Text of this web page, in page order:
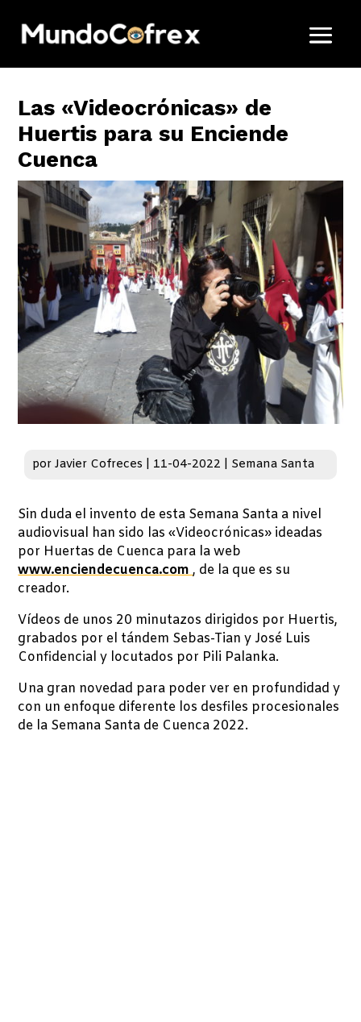
Las «Videocrónicas» de
Huertis para su Enciende
Cuenca
porJavier Cofreces 11-04-2022 Semana Santa
Sin duda el invento de esta Semana Santa a nivel
audiovisual han sido las «Videocrónicas» ideadas
por Huertas de Cuenca para la web
www.enciendecuenca.com, de la que es su
creador.
Vídeos de unos 20 minutazos dirigidos por Huertis,
grabados por el tándem Sebas-Tian y José Luis
Confidencial y locutados por Pili Palanka.
Una gran novedad para poder ver en profundidad y
con un enfoque diferente los desfiles procesionales
de la Semana Santa de Cuenca 2022.